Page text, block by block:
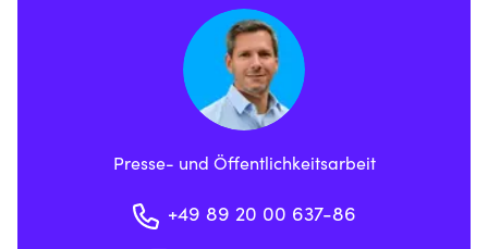
Presse- und Öffentlichkeitsarbeit
+49 89 20 00 637-86